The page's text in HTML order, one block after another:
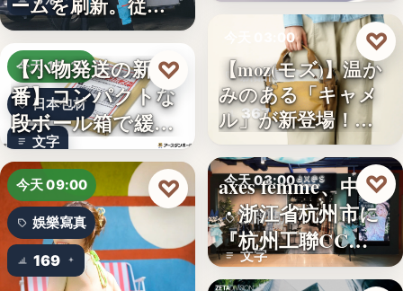
の男女兼…
今天 15:10
日本包材
文字
【小物発送の新定
番】コンパクトな
段ボール箱で緩衝
材の節約…
♡
今天 09:00
娛樂寫真
169
♡
今天 03:00
新品情報
367
【moz(モズ)】温か
みのある「キャメ
ル」が新登場！毎
日…
♡
今天 03:00
品牌開店
文字
axes femme、中国
・浙江省杭州市に
『杭州工聯CC…
♡